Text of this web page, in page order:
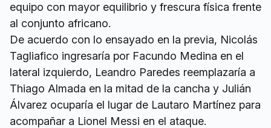
equipo con mayor equilibrio y frescura física frente
al conjunto africano.
De acuerdo con lo ensayado en la previa, Nicolás
Tagliafico ingresaría por Facundo Medina en el
lateral izquierdo, Leandro Paredes reemplazaría a
Thiago Almada en la mitad de la cancha y Julián
Álvarez ocuparía el lugar de Lautaro Martínez para
acompañar a Lionel Messi en el ataque.